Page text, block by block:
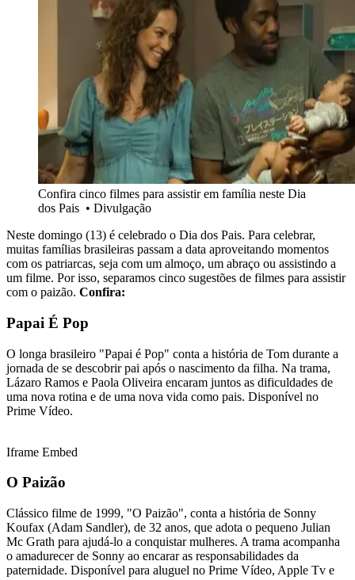
Confira cinco filmes para assistir em família neste Dia
dos Pais • Divulgação
Neste domingo (13) é celebrado o Dia dos Pais. Para celebrar,
muitas famílias brasileiras passam a data aproveitando momentos
com os patriarcas, seja com um almoço, um abraço ou assistindo a
um filme. Por isso, separamos cinco sugestões de filmes para assistir
com o paizão. Confira:
Papai É Pop
O longa brasileiro "Papai é Pop" conta a história de Tom durante a
jornada de se descobrir pai após o nascimento da filha. Na trama,
Lázaro Ramos e Paola Oliveira encaram juntos as dificuldades de
uma nova rotina e de uma nova vida como pais. Disponível no
Prime Vídeo.
Iframe Embed
O Paizão
Clássico filme de 1999, "O Paizão", conta a história de Sonny
Koufax (Adam Sandler), de 32 anos, que adota o pequeno Julian
Mc Grath para ajudá-lo a conquistar mulheres. A trama acompanha
o amadurecer de Sonny ao encarar as responsabilidades da
paternidade. Disponível para aluguel no Prime Vídeo, Apple Tv e